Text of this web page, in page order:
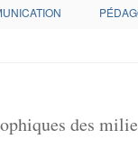
des